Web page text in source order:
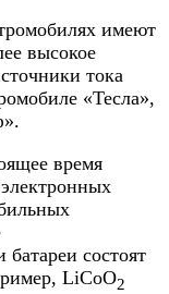
имеют
высокое
тока
«Тесла»,
время
состоят
LiCoO2